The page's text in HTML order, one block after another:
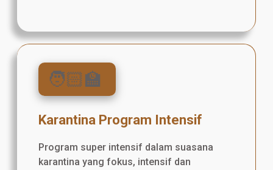
🧑🏻‍🏫
Karantina Program Intensif
Program super intensif dalam suasana
karantina yang fokus, intensif dan